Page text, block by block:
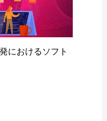
におけるソフト